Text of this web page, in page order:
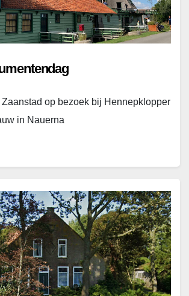
Zaanstad op bezoek bij Hennepklopper
in Nauerna